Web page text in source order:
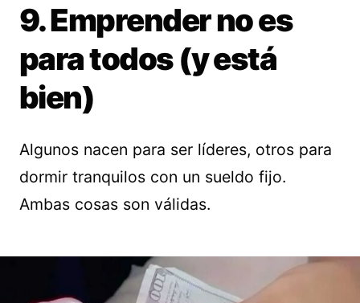
9. Emprender no es
para todos (y está
bien)
Algunos nacen para ser líderes, otros para
dormir tranquilos con un sueldo fijo.
Ambas cosas son válidas.